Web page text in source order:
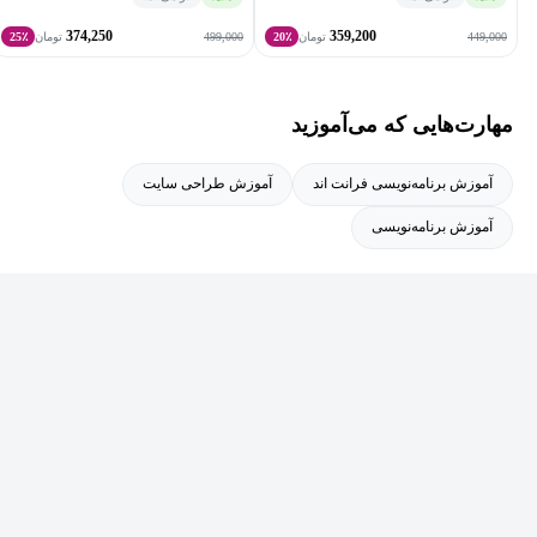
است که می‌خواهند مهارت CSS خود را از سطح متوسط به سطح
حرفه‌ای و بازار کار ارتقا دهند.
449,000
359,200 تومان 20٪ 499,000
374,250 تومان 25٪
مهارت‌هایی که می‌آموزید
آموزش برنامه‌نویسی فرانت اند آموزش طراحی سایت
آموزش برنامه‌نویسی